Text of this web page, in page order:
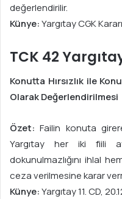
değerlendirilir.
Künye:Yargıtay CGK
TCK 42
Konutta Hırsızlık ile
Olarak Değerlendirilmesi
Özet: Failin konuta
Yargıtay her iki fiili
dokunulmazlığını ihlal
ceza verilmesine karar
Künye:Yargıtay 11. CD,